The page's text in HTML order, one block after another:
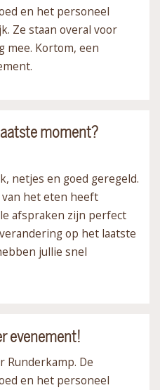
en het personeel
Ze staan overal voor
mee. Kortom, een
moment?
netjes en goed geregeld.
het eten heeft
afspraken zijn perfect
op het laatste
jullie snel
evenement!
Runderkamp. De
en het personeel